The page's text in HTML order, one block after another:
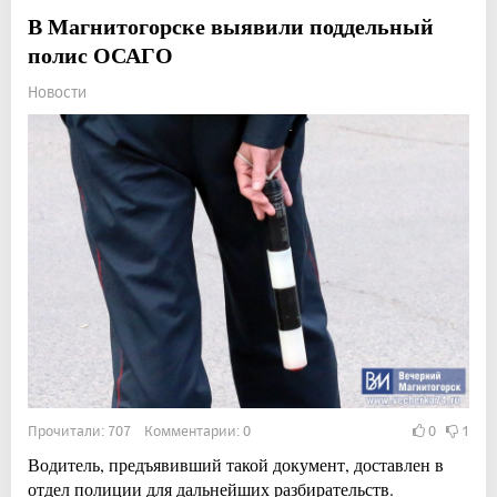
В Магнитогорске выявили поддельный
полис ОСАГО
Новости
Прочитали: 707 Комментарии: 0 0 1
Водитель, предъявивший такой документ, доставлен в
отдел полиции для дальнейших разбирательств.